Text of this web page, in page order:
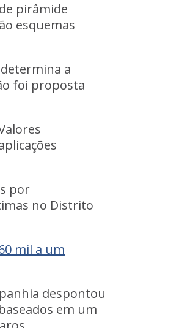
pirâmide
esquemas
a
foi proposta
por
no Distrito
mil a um
despontou
em um